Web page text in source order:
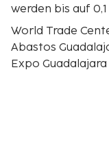
werden bis auf
World Trade
Abastos
Expo